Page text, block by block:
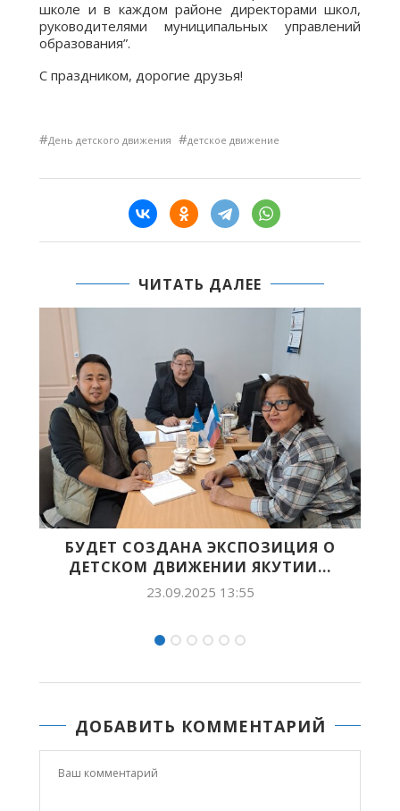
школе и в каждом районе директорами школ,
руководителями муниципальных управлений
образования”.
С праздником, дорогие друзья!
#День детского движения #детское движение
ЧИТАТЬ ДАЛЕЕ
ПИОНЕРИЯ КҮНҮНЭН!
19.05.2025 11:34
ДОБАВИТЬ КОММЕНТАРИЙ